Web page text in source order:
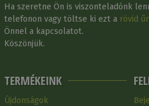
Ha szeretne Ön is viszonteladónk
telefonon vagy töltse ki ezt a rövid
Önnel a kapcsolatot.
Köszönjük.
TERMÉKEINK
Újdonságok